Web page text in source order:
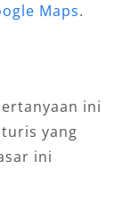
Maps.
ini
yang
ini